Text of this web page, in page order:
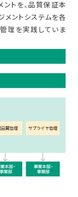
トを、品質保証本
メントシステムを各
理を実践していま